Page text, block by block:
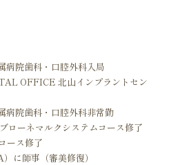
病院歯科・口腔外科入局
OFFICE 北山インプラントセン
病院歯科・口腔外科非常勤
ローネマルクシステムコース修了
ース修了
に師事（審美修復）